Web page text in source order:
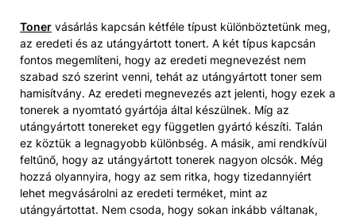
Toner vásárlás kapcsán kétféle típust különböztetünk meg,
az eredeti és az utángyártott tonert. A két típus kapcsán
fontos megemlíteni, hogy az eredeti megnevezést nem
szabad szó szerint venni, tehát az utángyártott toner sem
hamisítvány. Az eredeti megnevezés azt jelenti, hogy ezek a
tonerek a nyomtató gyártója által készülnek. Míg az
utángyártott tonereket egy független gyártó készíti. Talán
ez köztük a legnagyobb különbség. A másik, ami rendkívül
feltűnő, hogy az utángyártott tonerek nagyon olcsók. Még
hozzá olyannyira, hogy az sem ritka, hogy tizedannyiért
lehet megvásárolni az eredeti terméket, mint az
utángyártottat. Nem csoda, hogy sokan inkább váltanak,